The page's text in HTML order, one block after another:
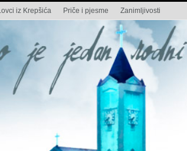
iz Krepšića Priče i pjesme Zanimljivosti